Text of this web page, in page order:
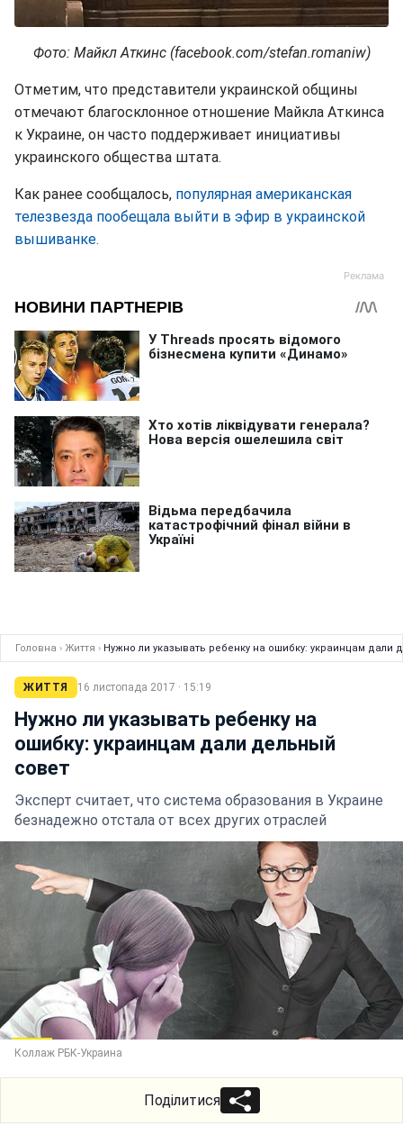
Фото: Майкл Аткинс (facebook.com/stefan.romaniw)
Отметим, что представители украинской общины
отмечают благосклонное отношение Майкла Аткинса
к Украине, он часто поддерживает инициативы
украинского общества штата.
Как ранее сообщалось, популярная американская
телезвезда пообещала выйти в эфир в украинской
вышиванке.
Головна › Життя › Нужно ли указывать ребенку на ошибку: украинцам дали
ЖИТТЯ 16 листопада 2017 · 15:19
Нужно ли указывать ребенку на
ошибку: украинцам дали дельный
совет
Эксперт считает, что система образования в Украине
безнадежно отстала от всех других отраслей
Коллаж РБК-Украина
Поділитися